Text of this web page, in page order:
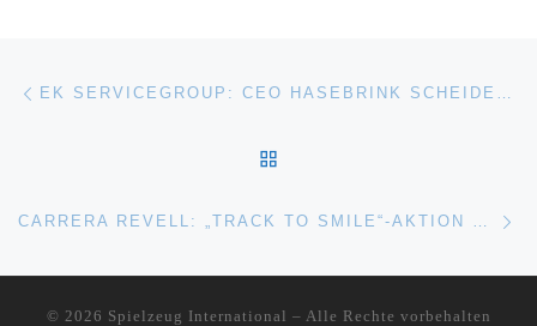
Beitragsnavigation EK SERVICEGROUP: CEO HASEBRINK SCHEIDET ENDE 2022 AUS DEM VORSTAND AUS
© 2026 Spielzeug International – Alle Rechte vorbehalten